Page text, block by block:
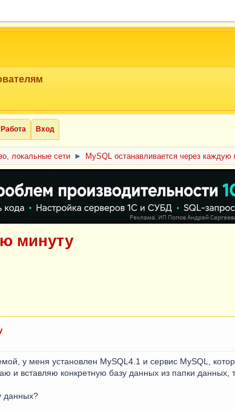
Работа Вход
локальные сети ► MySQL останавливается через каждую
минуту
у меня установлен MySQL4.1 и сервис MySQL,
и вставляю конкретную базу данных из папки данных,
данных?